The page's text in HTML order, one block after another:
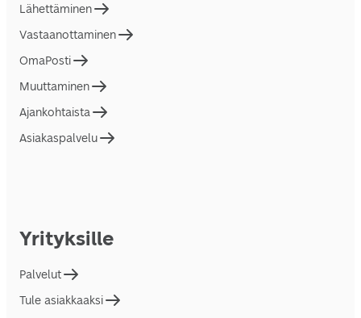
Lähettäminen
Vastaanottaminen
OmaPosti
Muuttaminen
Ajankohtaista
Asiakaspalvelu
Yrityksille
Palvelut
Tule asiakkaaksi